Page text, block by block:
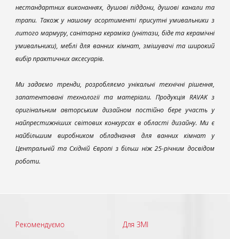
нестандартних виконаннях, душові піддони, душові канали та
трапи. Також у нашому асортименті присутні умивальники з
литого мармуру, санітарна кераміка (унітази, біде та керамічні
умивальники), меблі для ванних кімнат, змішувачі та широкий
вибір практичних аксесуарів.
Ми задаємо тренди, розробляємо унікальні технічні рішення,
запатентовані технології та матеріали. Продукція RAVAK з
оригінальним авторським дизайном постійно бере участь у
найпрестижніших світових конкурсах в області дизайну. Ми є
найбільшим виробником обладнання для ванних кімнат у
Центральній та Східній Європі з більш ніж 25-річним досвідом
роботи.
Рекомендуємо Для ЗМІ